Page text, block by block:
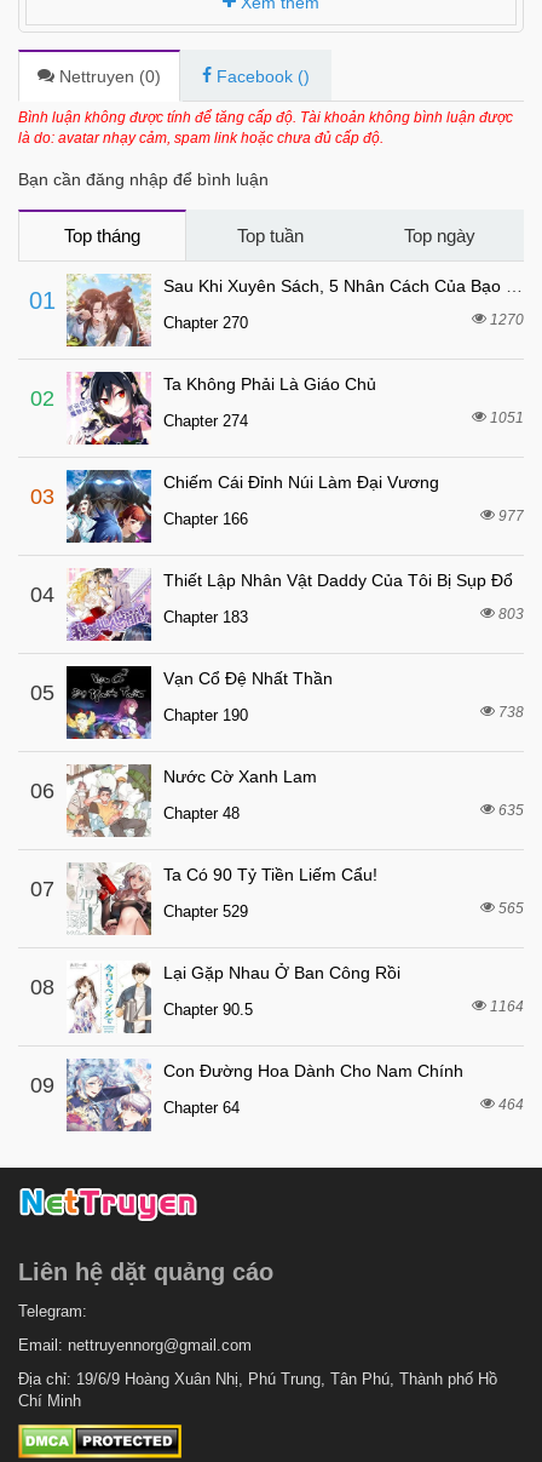
Chapter 40 6 tháng trước
Chapter 39 6 tháng trước
Chapter 38 6 tháng trước
6 tháng trước
Chapter 35 6 tháng trước
Chapter 34
Chapter 33
Chapter 32
Chapter 31 6 tháng trước
Chapter 30
Chapter 29
Chapter 28
Chapter 27 6 tháng trước
Chapter 26 6 tháng trước
Chapter 25
Chapter 24 6 tháng trước
Chapter 23
Chapter 22 6 tháng trước
Chapter 21
Chapter 20
Chapter 19 6 tháng trước
Chapter 18
Chapter 17 6 tháng trước
Chapter 16
Chapter 15
Chapter 14 6 tháng trước
Chapter 13
Chapter 11
Chapter 9 7 tháng trước
Chapter 8
Chapter 7
Chapter 6 7 tháng trước
Chapter 5
Nettruyen (0) Facebook ()
Bình luận không được tính để tăng cấp độ. Tài khoản không bình luận được
là do: avatar nhạy cảm, spam link hoặc chưa đủ cấp độ.
Bạn cần đăng nhập để bình luận
Top tháng Top tuần Top ngày
01
Chapter 270 1270
02
Ta Không Phải Là Giáo Chủ
Chapter 274 1051
03
Chiếm Cái Đỉnh Núi Làm Đại Vương
Chapter 166 977
04
Thiết Lập Nhân Vật Daddy Của Tôi Bị Sụp Đổ
Chapter 183 803
05
Vạn Cổ Đệ Nhất Thần
Chapter 190 738
06
Nước Cờ Xanh Lam
Chapter 48 635
07
Ta Có 90 Tỷ Tiền Liếm Cẩu!
Chapter 529 565
08
Lại Gặp Nhau Ở Ban Công Rồi
Chapter 90.5 1164
09
Con Đường Hoa Dành Cho Nam Chính
Chapter 64 464
Liên hệ dặt quảng cáo
Telegram:
Email: nettruyennorg@gmail.com
Địa chỉ: 19/6/9 Hoàng Xuân Nhị, Phú Trung, Tân Phú, Thành phố Hồ
Chí Minh